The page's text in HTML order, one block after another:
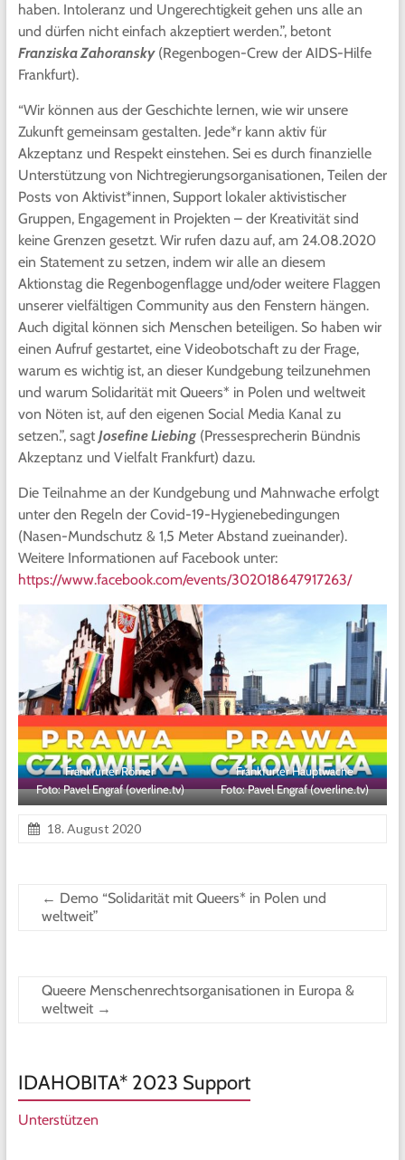
haben. Intoleranz und Ungerechtigkeit gehen uns alle an
und dürfen nicht einfach akzeptiert werden.”, betont
Franziska Zahoransky(Regenbogen-Crew der AIDS-Hilfe
Frankfurt).
“Wir können aus der Geschichte lernen, wie wir unsere
Zukunft gemeinsam gestalten. Jede*r kann aktiv für
Akzeptanz und Respekt einstehen. Sei es durch finanzielle
Unterstützung von Nichtregierungsorganisationen, Teilen der
Posts von Aktivist*innen, Support lokaler aktivistischer
Gruppen, Engagement in Projekten – der Kreativität sind
keine Grenzen gesetzt. Wir rufen dazu auf, am 24.08.2020
ein Statement zu setzen, indem wir alle an diesem
Aktionstag die Regenbogenflagge und/oder weitere Flaggen
unserer vielfältigen Community aus den Fenstern hängen.
Auch digital können sich Menschen beteiligen. So haben wir
einen Aufruf gestartet, eine Videobotschaft zu der Frage,
warum es wichtig ist, an dieser Kundgebung teilzunehmen
und warum Solidarität mit Queers* in Polen und weltweit
von Nöten ist, auf den eigenen Social Media Kanal zu
setzen.”, sagt Josefine Liebing(Pressesprecherin Bündnis
Akzeptanz und Vielfalt Frankfurt) dazu.
Die Teilnahme an der Kundgebung und Mahnwache erfolgt
unter den Regeln der Covid-19-Hygienebedingungen
(Nasen-Mundschutz & 1,5 Meter Abstand zueinander).
Weitere Informationen auf Facebook unter:
https://www.facebook.com/events/302018647917263/
Frankfurter Römer
Foto: Pavel Engraf (overline.tv)
Frankfurter Hauptwache
Foto: Pavel Engraf (overline.tv)
18. August 2020
← Demo “Solidarität mit Queers* in Polen und
weltweit”
Queere Menschenrechtsorganisationen in Europa &
weltweit →
IDAHOBITA* 2023 Support
Unterstützen